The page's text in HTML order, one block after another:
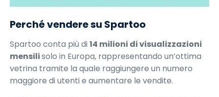
Perché vendere su Spartoo
Spartoo conta più di14 milioni di visualizzazioni
mensilisolo in Europa, rappresentando un’ottima
vetrina tramite la quale raggiungere un numero
maggiore di utenti e aumentare le vendite.